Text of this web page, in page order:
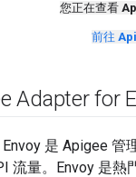
您正在查看
前往
Adapter for
是 Apigee 管
流量。Envoy 是熱